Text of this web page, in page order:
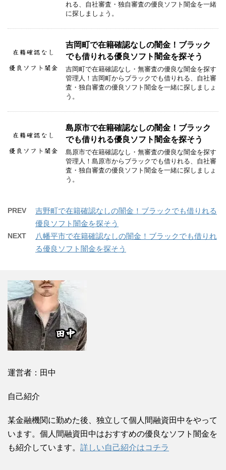
れる、自社審査・独自審査の優良ソフト闇金を一緒
に探しましょう。
吉岡町で在籍確認なしの闇金！ブラック
でも借りれる優良ソフト闇金を探そう
吉岡町で在籍確認なし・無審査の優良な闇金を探す
管理人！吉岡町からブラックでも借りれる、自社審
査・独自審査の優良ソフト闇金を一緒に探しましょ
う。
島原市で在籍確認なしの闇金！ブラック
でも借りれる優良ソフト闇金を探そう
島原市で在籍確認なし・無審査の優良な闇金を探す
管理人！島原市からブラックでも借りれる、自社審
査・独自審査の優良ソフト闇金を一緒に探しましょ
う。
PREV
吉野町で在籍確認なしの闇金！ブラックでも借りれる
優良ソフト闇金を探そう
NEXT
八幡平市で在籍確認なしの闇金！ブラックでも借りれ
る優良ソフト闇金を探そう
運営者：田中
自己紹介
某金融機関に勤めた後、独立して個人間融資田中をやって
います。個人間融資田中はおすすめの優良なソフト闇金を
も紹介しています。 詳しい自己紹介はコチラ